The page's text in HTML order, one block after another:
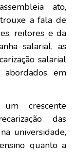
ato,
a fala de
reitores e da
salarial, as
salarial
em
crescente
das
universidade,
quanto a